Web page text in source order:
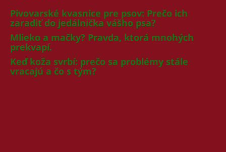
Pivovarské kvasnice pre psov: Prečo ich
zaradiť do jedálnička vášho psa?
Mlieko a mačky? Pravda, ktorá mnohých
prekvapí.
Keď koža svrbí: prečo sa problémy stále
vracajú a čo s tým?